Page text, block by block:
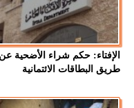
الإفتاء: حكم شراء الأضحية عن
طريق البطاقات الائتمانية